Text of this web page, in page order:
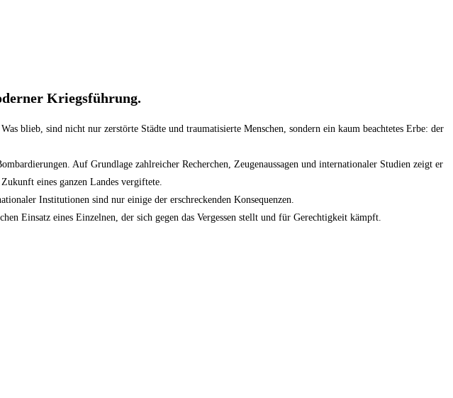
Kriegsführung.
blieb, sind nicht nur zerstörte Städte und traumatisierte Menschen, sondern ein kaum beachtetes Erbe: der
Auf Grundlage zahlreicher Recherchen, Zeugenaussagen und internationaler Studien zeigt er
eines ganzen Landes vergiftete.
Institutionen sind nur einige der erschreckenden Konsequenzen.
Einsatz eines Einzelnen, der sich gegen das Vergessen stellt und für Gerechtigkeit kämpft.